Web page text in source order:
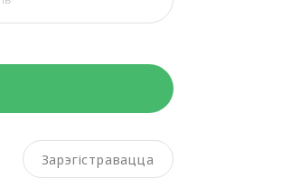
Зарэгістравацца